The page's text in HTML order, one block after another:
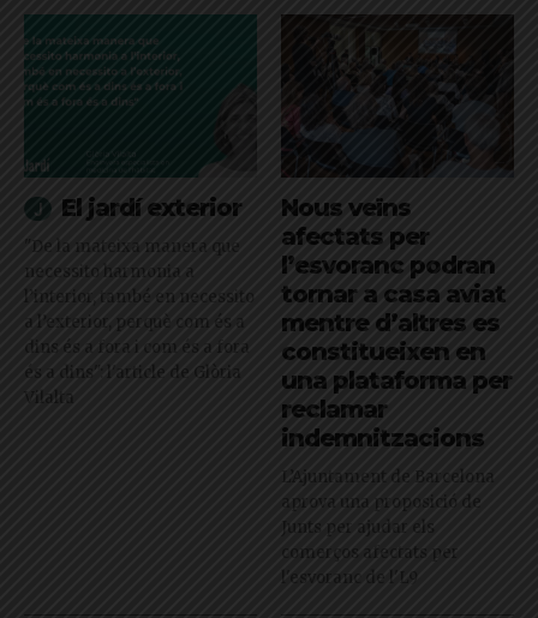
El jardí exterior
"De la mateixa manera que
necessito harmonia a
l’interior, també en necessito
a l’exterior, perquè com és a
dins és a fora i com és a fora
és a dins": l'article de Glòria
Vilalta
Nous veïns
afectats per
l’esvoranc podran
tornar a casa aviat
mentre d’altres es
constitueixen en
una plataforma per
reclamar
indemnitzacions
L’Ajuntament de Barcelona
aprova una proposició de
Junts per ajudar els
comerços afectats per
l'esvoranc de l'L9